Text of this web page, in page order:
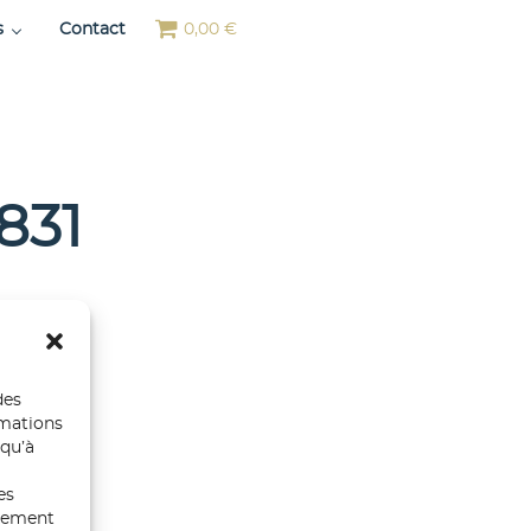
Contact 0,00 €